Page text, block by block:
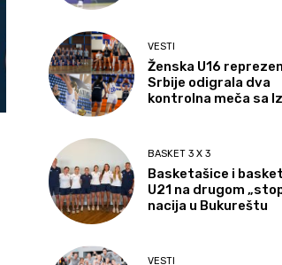
VESTI
Ženska U16
Srbije odigrala dva
kontrolna meča sa
BASKET 3 X 3
Basketašice i
U21 na drugom
nacija u Bukureštu
VESTI